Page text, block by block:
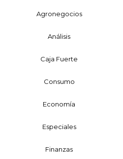
Agronegocios
Análisis
Caja Fuerte
Consumo
Economía
Especiales
Finanzas